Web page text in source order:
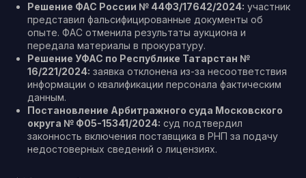
Решение ФАС России № 44ФЗ/17642/2024: участник
представил фальсифицированные документы об
опыте. ФАС отменила результаты аукциона и
передала материалы в прокуратуру.
Решение УФАС по Республике Татарстан №
16/221/2024: заявка отклонена из-за несоответствия
информации о квалификации персонала фактическим
данным.
Постановление Арбитражного суда Московского
округа № Ф05-15341/2024: суд подтвердил
законность включения поставщика в РНП за подачу
недостоверных сведений о лицензиях.